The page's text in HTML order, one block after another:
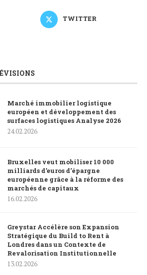
TWITTER
Marché immobilier logistique
européen et développement des
surfaces logistiques Analyse 2026
24.02.2026
Bruxelles veut mobiliser 10 000
milliards d’euros d’épargne
européenne grâce à la réforme des
marchés de capitaux
16.02.2026
Greystar Accélère son Expansion
Stratégique du Build to Rent à
Londres dans un Contexte de
Revalorisation Institutionnelle
13.02.2026